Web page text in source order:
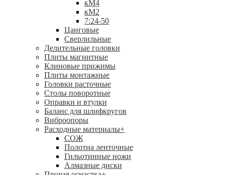
кМ4
кМ2
7:24-50
Цанговые
Сверлильные
Делительные головки
Плиты магнитные
Клиновые прижимы
Плиты монтажные
Головки расточные
Столы поворотные
Оправки и втулки
Баланс для шлифкругов
Виброопоры
Расходные материалы+
СОЖ
Полотна ленточные
Гильотинные ножи
Алмазные диски